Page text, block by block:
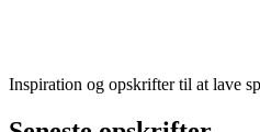
Inspiration og opskrifter til at lave